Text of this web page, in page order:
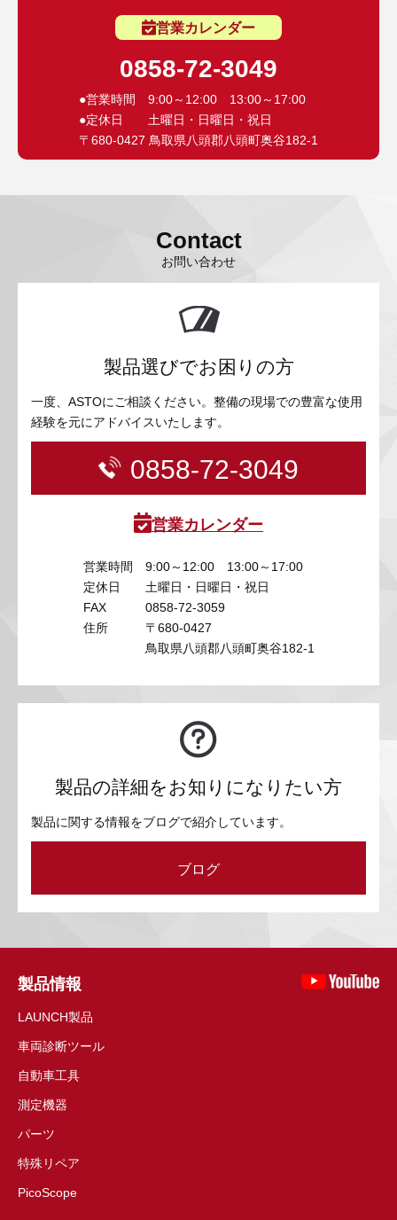
営業カレンダー
0858-72-3049
●営業時間 9:00～12:00 13:00～17:00
●定休日 土曜日・日曜日・祝日
〒680-0427 鳥取県八頭郡八頭町奥谷182-1
Contact
お問い合わせ
製品選びでお困りの方
一度、ASTOにご相談ください。整備の現場での豊富な使用
経験を元にアドバイスいたします。
0858-72-3049
営業カレンダー
営業時間
9:00～12:00 13:00～17:00
定休日
土曜日・日曜日・祝日
FAX
0858-72-3059
住所
〒680-0427
鳥取県八頭郡八頭町奥谷182-1
製品の詳細をお知りになりたい方
製品に関する情報をブログで紹介しています。
ブログ
製品情報
LAUNCH製品
車両診断ツール
自動車工具
測定機器
パーツ
特殊リペア
PicoScope